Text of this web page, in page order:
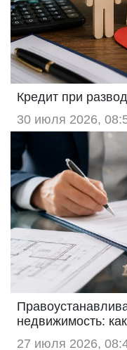
Кредит при
30 июля 2026,
недвижимость:
27 июля 2026,